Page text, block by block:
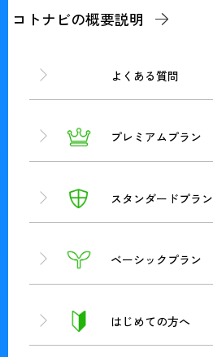
よくある質問
プレミアムプラン
スタンダードプラン
ベーシックプラン
はじめての方へ
コトナビの概要説明